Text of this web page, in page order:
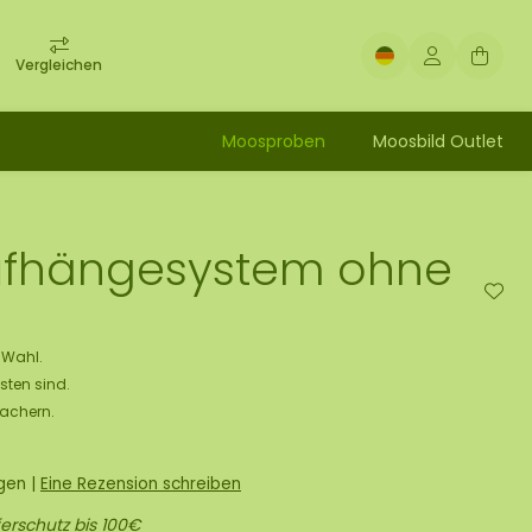
Vergleichen
Moosproben Moosbild Outlet
ohne
sind.
| Eine Rezension schreiben
bis 100€